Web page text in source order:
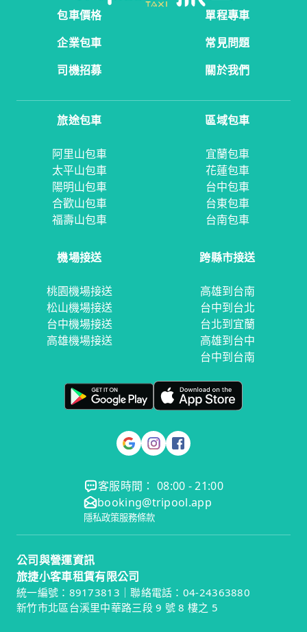
包車價格
單程專車
企業包車
常見問題
司機招募
關於我們
旅途包車
阿里山包車
太平山包車
陽明山包車
合歡山包車
福壽山包車
區域包車
宜蘭包車
花蓮包車
台中包車
台東包車
台南包車
機場接送
桃園機場接送
松山機場接送
台中機場接送
高雄機場接送
跨縣市接送
高雄到台南
台中到台北
台北到宜蘭
高雄到台中
台中到台南
客服時間： 08:00 - 21:00
booking@tripool.app
隱私政策服務條款
公司與營運資訊
旅捷小客車租賃有限公司
統一編號：89173813｜聯絡電話：04-24363880
新竹市北區台溪里中華路三段 9 號 8 樓之 5